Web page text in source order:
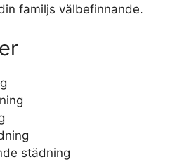
familjs välbefinnande.
städning